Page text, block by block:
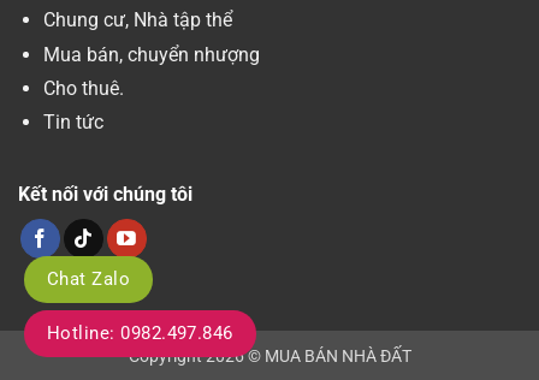
Chung cư, Nhà tập thể
Mua bán, chuyển nhượng
Cho thuê.
Tin tức
Kết nối với chúng tôi
Copyright 2026 © MUA BÁN NHÀ ĐẤT
Chat Zalo
Hotline: 0982.497.846